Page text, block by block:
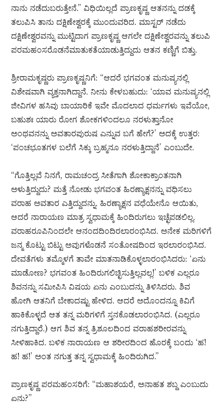
ನಾನು ನಡೆದುಬರುತ್ತೇನೆ.” ವಿಧಿಯಿಲ್ಲದೆ ಪ್ರಾಣಕೃಷ್ಣ ಆತನನ್ನು ದಡಕ್ಕೆ
ತಲುಪಿಸಿ ತಾನು ದಕ್ಷಿಣೇಶ್ವರಕ್ಕೆ ಮುಂದುವರಿದ. ಮಾಸ್ಟರ್ ನಡೆದು
ದಕ್ಷಿಣೇಶ್ವರವನ್ನು ಮುಟ್ಟಿದಾಗ ಪ್ರಾಣಕೃಷ್ಣ ಆಗಲೇ ದಕ್ಷಿಣೇಶ್ವರವನ್ನು ತಲುಪಿ
ಪರಮಹಂಸರೊಡನೆಮಾತುಕತೆಯಾಡುತ್ತಿದ್ದುದು ಆತನ ಕಣ್ಣಿಗೆ ಬಿತ್ತು.
ಶ್ರೀರಾಮಕೃಷ್ಣರು ಪ್ರಾಣಕೃಷ್ಣನಿಗೆ: “ಆದರೆ ಭಗವಂತ ಮನುಷ್ಯನಲ್ಲಿ
ವಿಶೇಷವಾಗಿ ವ್ಯಕ್ತನಾಗಿದ್ದಾನೆ. ನೀನು ಕೇಳಬಹುದು: ‘ಯಾವ ಮನುಷ್ಯನಲ್ಲಿ
ಜೀವಿಗಳ ಹಸಿವು ಬಾಯಾರಿಕೆ ಇವೇ ಮೊದಲಾದ ಧರ್ಮಗಳು ಇವೆಯೋ,
ಬಹುಶಃ ಯಾರು ರೋಗ ಶೋಕಗಳಿಂದಲೂ ನರಳುತ್ತಾನೋ
ಅಂಥವನನ್ನು ಅವತಾರಪುರುಷ ಎನ್ನುವ ಬಗೆ ಹೇಗೆ?’ ಅದಕ್ಕೆ ಉತ್ತರ:
‘ಪಂಚಭೂತಗಳ ಬಲೆಗೆ ಸಿಕ್ಕು ಬ್ರಹ್ಮನೂ ನರಳುತ್ತಿದ್ದಾನೆ’ ಎಂಬುದೇ.
“ಗೊತ್ತಿಲ್ಲವೆ ನಿನಗೆ, ರಾಮಚಂದ್ರ ಸೀತೆಗಾಗಿ ಶೋಕಾಕ್ರಾಂತನಾಗಿ
ಅಳುತ್ತಿದ್ದುದು? ಮತ್ತೆ ನೋಡು ಭಗವಂತ ಹಿರಣ್ಯಾಕ್ಷನನ್ನು ವಧಿಸಲು
ವರಾಹ ಅವತಾರ ಎತ್ತಿದ್ದುದನ್ನು. ಹಿರಣ್ಯಾಕ್ಷನ ವಧೆಯೇನೊ ಆಯಿತು,
ಆದರೆ ನಾರಾಯಣ ಮಾತ್ರ ಸ್ವಧಾಮಕ್ಕೆ ಹಿಂದಿರುಗಲು ಇಚ್ಛೆಪಡಲಿಲ್ಲ.
ವರಾಹರೂಪಿನಿಂದಲೇ ಆನಂದದಿಂದಿರಲಾರಂಭಿಸಿದ. ಅನೇಕ ಮರಿಗಳಿಗೆ
ಜನ್ಮ ಕೊಟ್ಟು ಬಿಟ್ಟು ಅವುಗಳೊಡನೆ ಸಂತೋಷದಿಂದ ಇರಲಾರಂಭಿಸಿದ.
ದೇವತೆಗಳು ತಮ್ಮೊಳಗೆ ತಾವೇ ಮಾತನಾಡಿಕೊಳ್ಳಲಾರಂಭಿಸಿದರು: ‘ಏನು
ಮಾಡೋಣ? ಭಗವಂತ ಹಿಂದಿರುಗಲಿಚ್ಛಿಸುತ್ತಿಲ್ಲವಲ್ಲ!’ ಬಳಿಕ ಎಲ್ಲರೂ
ಶಿವನನ್ನು ಸಮೀಪಿಸಿ ವಿಷಯ ಏನು ಎಂಬುದನ್ನು ತಿಳಿಸಿದರು. ಶಿವ
ಹೋಗಿ ಆತನಿಗೆ ಬೇಕಾದಷ್ಟು ಹೇಳಿದ. ಆದರೆ ಅದೊಂದನ್ನೂ ಕಿವಿಗೆ
ಹಾಕಿಕೊಳ್ಳದೆ ಆತ ತನ್ನ ಮರಿಗಳಿಗೆ ಸ್ತನಕೊಡಲಾರಂಭಿಸಿದ. (ಎಲ್ಲರೂ
ನಗುತ್ತಿದ್ದಾರೆ.) ಆಗ ಶಿವ ತನ್ನ ತ್ರಿಶೂಲದಿಂದ ವರಾಹಶರೀರವನ್ನು
ಸೀಳಿಹಾಕಿದ. ಬಳಿಕ ನಾರಾಯಣ ಆ ಶರೀರದಿಂದ ಹೊರಕ್ಕೆ ಬಂದು ‘ಹ!
ಹ! ಹ!’ ಅಂತ ನಗುತ್ತ ತನ್ನ ಸ್ವಧಾಮಕ್ಕೆ ಹಿಂದಿರುಗಿದ.”
ಪ್ರಾಣಕೃಷ್ಣ ಪರಮಹಂಸರಿಗೆ: “ಮಹಾಶಯರೆ, ಅನಾಹತ ಶಬ್ದ ಎಂಬುದು
ಏನು?”